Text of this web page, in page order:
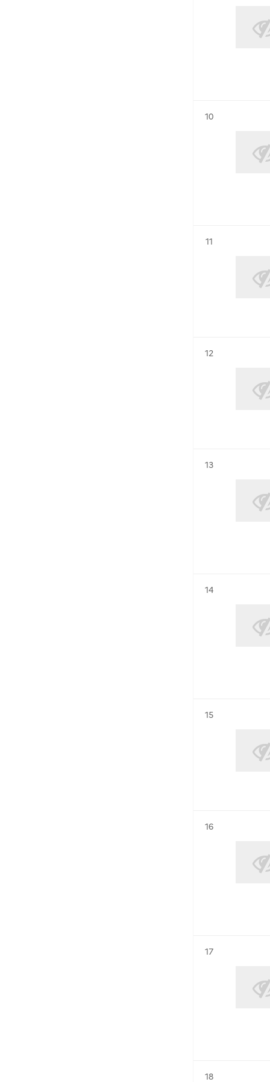
Résultat n°
10
Résultat n°
11
Résultat n°
12
Résultat n°
13
Résultat n°
14
Résultat n°
15
Résultat n°
16
Résultat n°
17
Résultat n°
18